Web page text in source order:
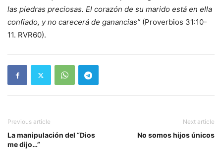
las piedras preciosas. El corazón de su marido está en ella
confiado, y no carecerá de ganancias” (Proverbios 31:10-
11. RVR60).
Previous article
La manipulación del “Dios
me dijo…”
Next article
No somos hijos únicos